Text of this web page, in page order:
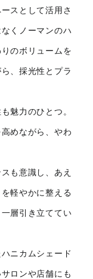
スとして活用さ
くノーマンのハ
のボリュームを
、採光性とプラ
魅力のひとつ。
めながら、やわ
も意識し、あえ
軽やかに整える
層引き立ててい
ニカムシェード
ロンや店舗にも